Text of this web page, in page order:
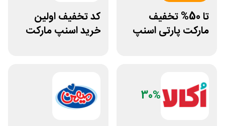
تا 50% تخفیف
مارکت پارتی اسنپ
کد تخفیف اولین
خرید اسنپ مارکت
30%